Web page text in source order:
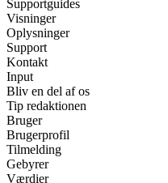
Supportguides
Visninger
Oplysninger
Support
Kontakt
Input
Bliv en del af os
Tip redaktionen
Bruger
Brugerprofil
Tilmelding
Gebyrer
Værdier